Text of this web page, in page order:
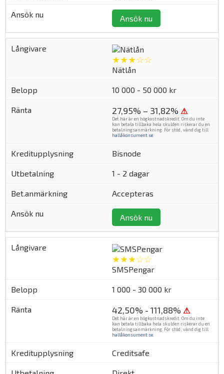
Ansök nu
★★★☆☆
Nätlån
10 000 - 50 000 kr
27,95% – 31,82% ⚠
Det här är en högkostnadskredit. Om du inte
kan betala tillbaka hela skulden riskerar du en
betalningsanmärkning. För stöd, vänd dig till
hallåkonsument.se
Bisnode
1 - 2 dagar
Accepteras
Ansök nu
★★★☆☆
SMSPengar
1 000 - 30 000 kr
42,50% - 111,88% ⚠
Det här är en högkostnadskredit. Om du inte
kan betala tillbaka hela skulden riskerar du en
betalningsanmärkning. För stöd, vänd dig till
hallåkonsument.se
Creditsafe